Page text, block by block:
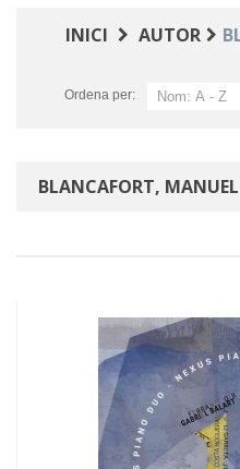
INICI AUTOR
Ordena per:
BLANCAFORT, MANUEL